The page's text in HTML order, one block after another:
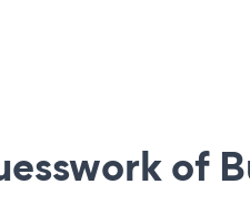
of